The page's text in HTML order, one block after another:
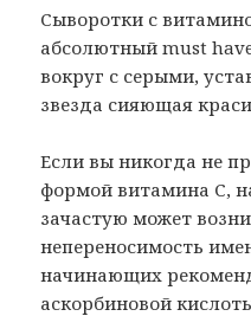
Сыворотки с
абсолютный must
вокруг с серыми,
звезда сияющая
Если вы никогда не
формой витамина С,
зачастую может
непереносимость
начинающих
аскорбиновой